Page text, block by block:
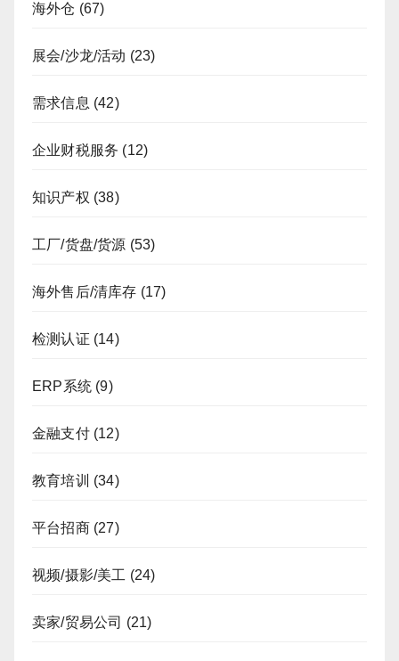
海外仓 (67)
展会/沙龙/活动 (23)
需求信息 (42)
企业财税服务 (12)
知识产权 (38)
工厂/货盘/货源 (53)
海外售后/清库存 (17)
检测认证 (14)
ERP系统 (9)
金融支付(12)
教育培训 (34)
平台招商(27)
视频/摄影/美工 (24)
卖家/贸易公司 (21)